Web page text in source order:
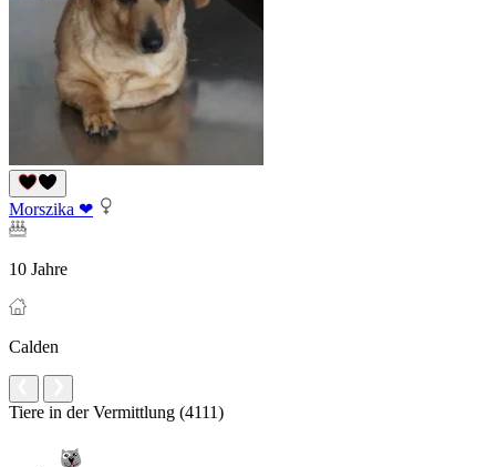
Morszika ❤
10 Jahre
Calden
Tiere in der Vermittlung (4111)